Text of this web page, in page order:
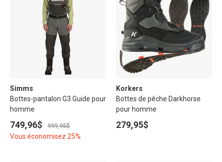
Simms
Bottes-pantalon G3 Guide pour
homme
749,96$ 999,95$
Vous économisez 25%
Korkers
Bottes de pêche Darkhorse
pour homme
279,95$